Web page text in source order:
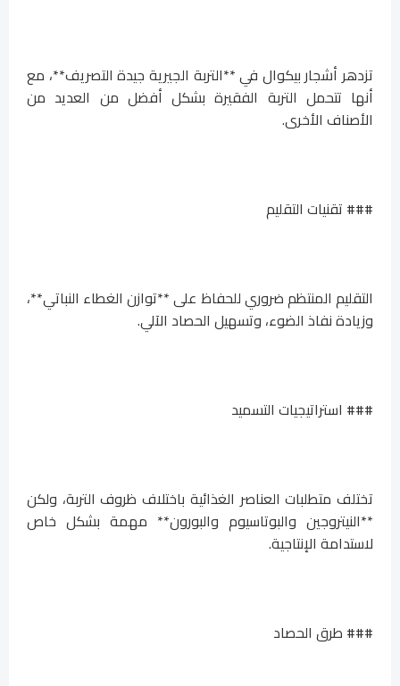
تزدهر أشجار بيكوال في **التربة الجيرية جيدة التصريف**، مع
أنها تتحمل التربة الفقيرة بشكل أفضل من العديد من
الأصناف الأخرى.
### تقنيات التقليم
التقليم المنتظم ضروري للحفاظ على **توازن الغطاء النباتي**،
وزيادة نفاذ الضوء، وتسهيل الحصاد الآلي.
### استراتيجيات التسميد
تختلف متطلبات العناصر الغذائية باختلاف ظروف التربة، ولكن
**النيتروجين والبوتاسيوم والبورون** مهمة بشكل خاص
لاستدامة الإنتاجية.
### طرق الحصاد